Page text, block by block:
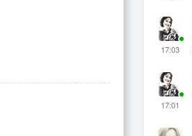
17:03
17:01